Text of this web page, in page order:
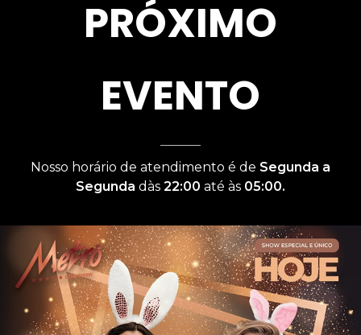
PRÓXIMO
EVENTO
Nosso horário de atendimento é de Segunda a
Segunda dàs 22:00 até às 05:00.